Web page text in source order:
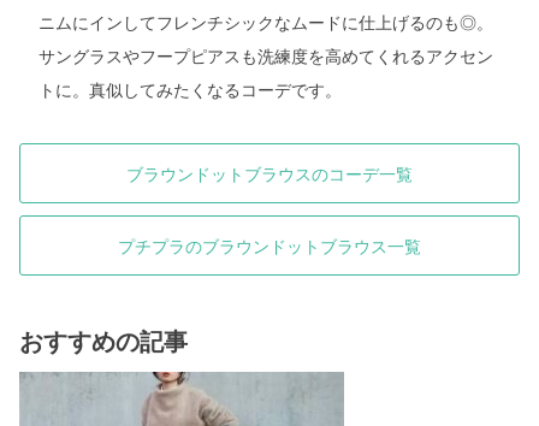
ニムにインしてフレンチシックなムードに仕上げるのも◎。
サングラスやフープピアスも洗練度を高めてくれるアクセン
トに。真似してみたくなるコーデです。
ブラウンドットブラウスのコーデ一覧
プチプラのブラウンドットブラウス一覧
おすすめの記事